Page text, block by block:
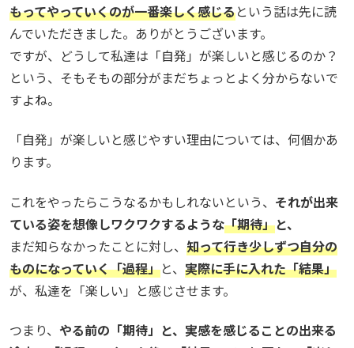
もってやっていくのが一番楽しく感じるという話は先に読
んでいただきました。ありがとうございます。
ですが、どうして私達は「自発」が楽しいと感じるのか？
という、そもそもの部分がまだちょっとよく分からないで
すよね。
「自発」が楽しいと感じやすい理由については、何個かあ
ります。
これをやったらこうなるかもしれないという、 それが出来
ている姿を想像しワクワクするような「期待」と、
まだ知らなかったことに対し、 知って行き少しずつ自分の
ものになっていく「過程」と、 実際に手に入れた「結果」
が、私達を「楽しい」と感じさせます。
つまり、 やる前の「期待」と、実感を感じることの出来る